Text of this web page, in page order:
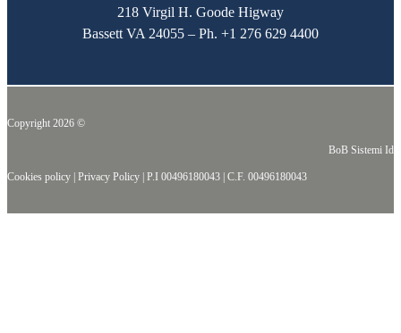
218 Virgil H. Goode Higway
Bassett VA 24055 – Ph. +1 276 629 4400
Copyright 2026 ©
BoB Sistemi
Cookies policy | Privacy Policy | P.I 00496180043 | C.F. 00496180043